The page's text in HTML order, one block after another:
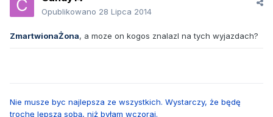
Opublikowano 28 Lipca 2014
ZmartwionaŻona, a moze on kogos znalazl na tych wyjazdach?
Nie musze byc najlepsza ze wszystkich. Wystarczy, że będę
trochę lepszą sobą, niż byłam wczoraj.